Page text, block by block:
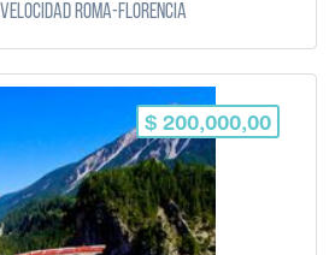
Roma-Florencia
$ 200,000,00